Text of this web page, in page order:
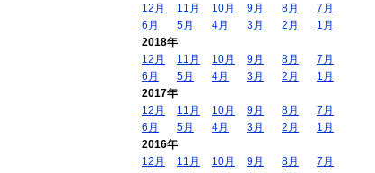
12月
11月 10月 9月 8月
7月
6月
5月 4月 3月 2月
1月
2018年
12月
11月 10月 9月 8月
7月
6月
5月 4月 3月 2月
1月
2017年
12月
11月 10月 9月 8月
7月
6月
5月 4月 3月 2月
1月
2016年
12月
11月 10月 9月 8月
7月